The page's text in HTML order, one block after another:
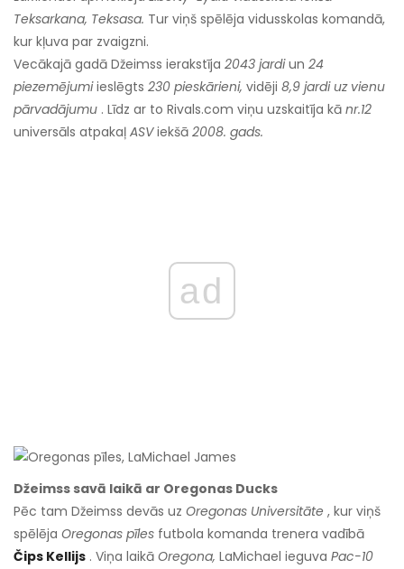
Teksarkana, Teksasa. Tur viņš spēlēja vidusskolas komandā,
kur kļuva par zvaigzni.
Vecākajā gadā Džeimss ierakstīja 2043 jardiun 24
piezemējumiieslēgts 230 pieskārieni, vidēji 8,9 jardi uz vienu
pārvadājumu . Līdz ar to Rivals.com viņu uzskaitīja kā nr.12
universāls atpakaļ ASViekšā 2008. gads.
ad
Džeimss savā laikā ar Oregonas Ducks
Pēc tam Džeimss devās uz Oregonas Universitāte , kur viņš
spēlēja Oregonas pīles futbola komanda trenera vadībā
Čips Kellijs . Viņa laikā Oregona, LaMichael ieguva Pac-10